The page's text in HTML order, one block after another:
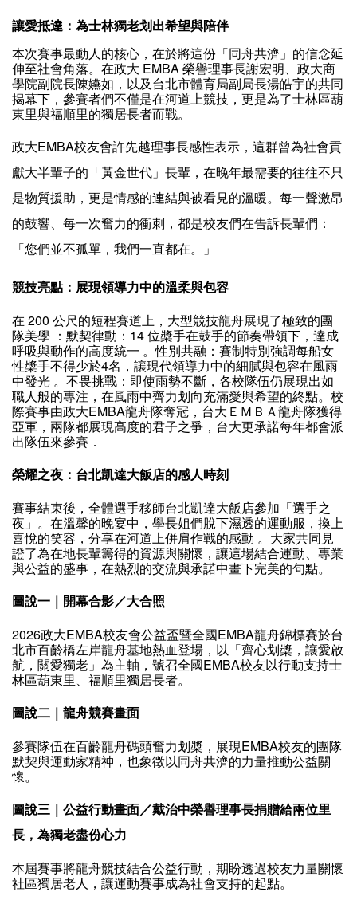
讓愛抵達：為士林獨老划出希望與陪伴
本次賽事最動人的核心，在於將這份「同舟共濟」的信念延
伸至社會角落。在政大 EMBA 榮譽理事長謝宏明、政大商
學院副院長陳嬿如，以及台北市體育局副局長湯皓宇的共同
揭幕下，參賽者們不僅是在河道上競技，更是為了士林區葫
東里與福順里的獨居長者而戰。
政大EMBA校友會許先越理事長感性表示，這群曾為社會貢
獻大半輩子的「黃金世代」長輩，在晚年最需要的往往不只
是物質援助，更是情感的連結與被看見的溫暖。每一聲激昂
的鼓響、每一次奮力的衝刺，都是校友們在告訴長輩們：
「您們並不孤單，我們一直都在。」
競技亮點：展現領導力中的溫柔與包容
在 200 公尺的短程賽道上，大型競技龍舟展現了極致的團
隊美學 ：默契律動：14 位槳手在鼓手的節奏帶領下，達成
呼吸與動作的高度統一 。性別共融：賽制特別強調每船女
性槳手不得少於4名，讓現代領導力中的細膩與包容在風雨
中發光 。不畏挑戰：即使雨勢不斷，各校隊伍仍展現出如
職人般的專注，在風雨中齊力划向充滿愛與希望的終點。校
際賽事由政大EMBA龍舟隊奪冠，台大ＥＭＢＡ龍舟隊獲得
亞軍，兩隊都展現高度的君子之爭，台大更承諾每年都會派
出隊伍來參賽．
榮耀之夜：台北凱達大飯店的感人時刻
賽事結束後，全體選手移師台北凱達大飯店參加「選手之
夜」。在溫馨的晚宴中，學長姐們脫下濕透的運動服，換上
喜悅的笑容，分享在河道上併肩作戰的感動 。大家共同見
證了為在地長輩籌得的資源與關懷，讓這場結合運動、專業
與公益的盛事，在熱烈的交流與承諾中畫下完美的句點。
圖說一｜開幕合影／大合照
2026政大EMBA校友會公益盃暨全國EMBA龍舟錦標賽於台
北市百齡橋左岸龍舟基地熱血登場，以「齊心划槳，讓愛啟
航，關愛獨老」為主軸，號召全國EMBA校友以行動支持士
林區葫東里、福順里獨居長者。
圖說二｜龍舟競賽畫面
參賽隊伍在百齡龍舟碼頭奮力划槳，展現EMBA校友的團隊
默契與運動家精神，也象徵以同舟共濟的力量推動公益關
懷。
圖說三｜公益行動畫面／戴治中榮譽理事長捐贈給兩位里
長，為獨老盡份心力
本屆賽事將龍舟競技結合公益行動，期盼透過校友力量關懷
社區獨居老人，讓運動賽事成為社會支持的起點。